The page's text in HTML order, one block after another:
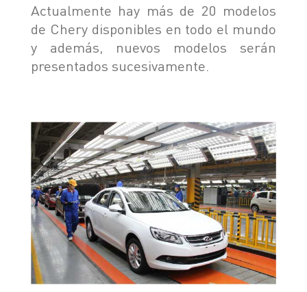
Actualmente hay más de 20 modelos
de Chery disponibles en todo el mundo
y además, nuevos modelos serán
presentados sucesivamente.